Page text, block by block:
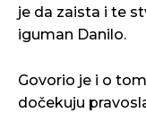
je da zaista i te
iguman Danilo.
Govorio je i o
dočekuju